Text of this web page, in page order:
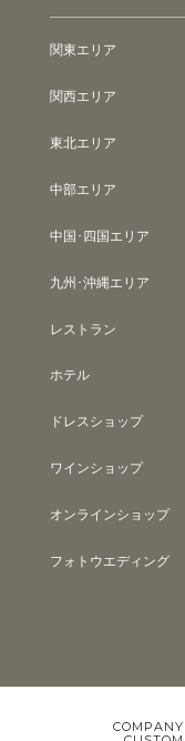
関東エリア
関西エリア
東北エリア
中部エリア
中国･四国エリア
九州･沖縄エリア
レストラン
ホテル
ドレスショップ
ワインショップ
オンラインショップ
フォトウエディング
COMPANY